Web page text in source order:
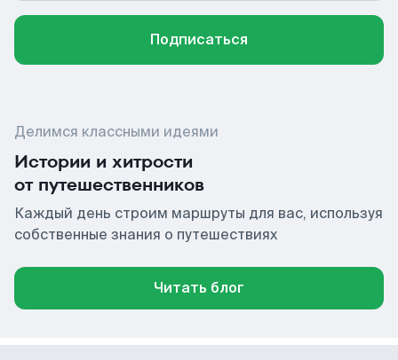
Подписаться
Делимся классными идеями
Истории и хитрости
от путешественников
Каждый день строим маршруты для вас, используя
собственные знания о путешествиях
Читать блог